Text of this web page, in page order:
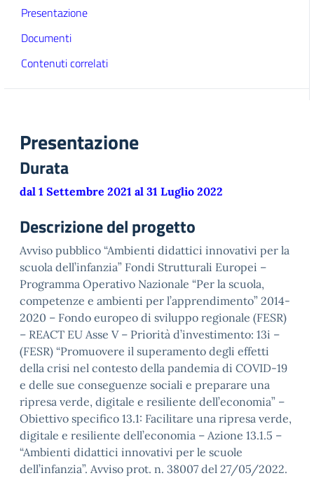
Presentazione
Documenti
Contenuti correlati
Presentazione
Durata
dal 1 Settembre 2021 al 31 Luglio 2022
Descrizione del progetto
Avviso pubblico “Ambienti didattici innovativi per la
scuola dell’infanzia” Fondi Strutturali Europei –
Programma Operativo Nazionale “Per la scuola,
competenze e ambienti per l’apprendimento” 2014-
2020 – Fondo europeo di sviluppo regionale (FESR)
– REACT EU Asse V – Priorità d’investimento: 13i –
(FESR) “Promuovere il superamento degli effetti
della crisi nel contesto della pandemia di COVID-19
e delle sue conseguenze sociali e preparare una
ripresa verde, digitale e resiliente dell’economia” –
Obiettivo specifico 13.1: Facilitare una ripresa verde,
digitale e resiliente dell’economia – Azione 13.1.5 –
“Ambienti didattici innovativi per le scuole
dell’infanzia”. Avviso prot. n. 38007 del 27/05/2022.